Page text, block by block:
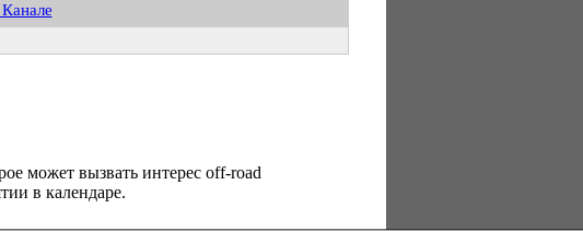
может вызвать интерес оff-road
в календаре.